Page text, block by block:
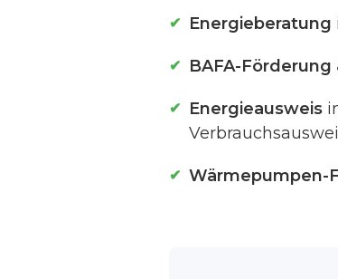
Energieberatung
BAFA-
Energieausweis
Wärmepumpen-